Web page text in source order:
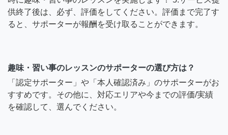
供終了後は、必ず、評価をしてください。評価まで完了す
ると、サポーターが報酬を受け取ることができます。
趣味・習い事のレッスンのサポーターの選び方は？
「認定サポーター」や「本人確認済み」のサポーターがお
すすめです。その他に、対応エリアや今までの評価/実績
を確認して、選んでください。